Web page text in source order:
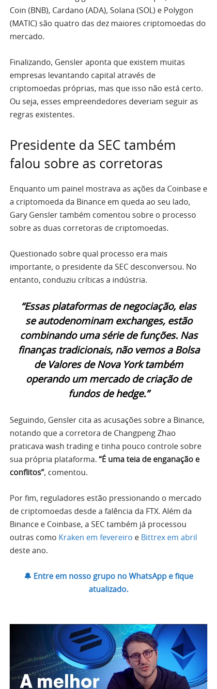
Coin (BNB), Cardano (ADA), Solana (SOL) e Polygon
(MATIC) são quatro das dez maiores criptomoedas do
mercado.
Finalizando, Gensler aponta que existem muitas
empresas levantando capital através de
criptomoedas próprias, mas que isso não está certo.
Ou seja, esses empreendedores deveriam seguir as
regras existentes.
Presidente da SEC também
falou sobre as corretoras
Enquanto um painel mostrava as ações da Coinbase e
a criptomoeda da Binance em queda ao seu lado,
Gary Gensler também comentou sobre o processo
sobre as duas corretoras de criptomoedas.
Questionado sobre qual processo era mais
importante, o presidente da SEC desconversou. No
entanto, conduziu críticas a indústria.
“Essas plataformas de negociação, elas
se autodenominam exchanges, estão
combinando uma série de funções. Nas
finanças tradicionais, não vemos a Bolsa
de Valores de Nova York também
operando um mercado de criação de
fundos de hedge.”
Seguindo, Gensler cita as acusações sobre a Binance,
notando que a corretora de Changpeng Zhao
praticava wash trading e tinha pouco controle sobre
sua própria plataforma. “É uma teia de enganação e
conflitos”, comentou.
Por fim, reguladores estão pressionando o mercado
de criptomoedas desde a falência da FTX. Além da
Binance e Coinbase, a SEC também já processou
outras como Kraken em fevereiro e Bittrex em abril
deste ano.
🔔 Entre em nosso grupo no WhatsApp e fique
atualizado.